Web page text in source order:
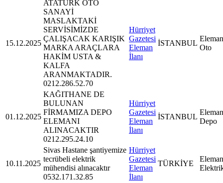
15.12.2025
ATATÜRK OTO
SANAYİ
MASLAKTAKİ
SERVİSİMİZDE
ÇALIŞACAK KARIŞIK
MARKA ARAÇLARA
HAKİM USTA &
KALFA
ARANMAKTADIR.
0212.286.52.70
Hürriyet
Gazetesi
Eleman
İlanı
İSTANBUL
Oto
01.12.2025
KAĞITHANE DE
BULUNAN
FİRMAMIZA DEPO
ELEMANI
ALINACAKTIR
0212.295.24.10
Hürriyet
Gazetesi
Eleman
İlanı
İSTANBUL
Depo
10.11.2025
Sivas Hastane şantiyemize
tecrübeli elektrik
mühendisi alınacaktır
0532.171.32.85
Hürriyet
Gazetesi
Eleman
İlanı
TÜRKİYE